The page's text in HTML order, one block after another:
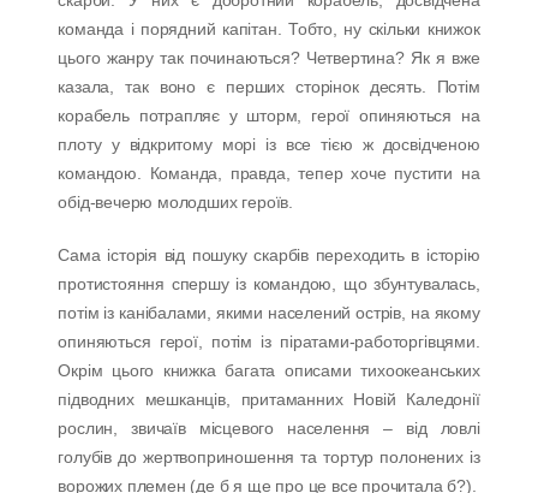
команда і порядний капітан. Тобто, ну скільки книжок
цього жанру так починаються? Четвертина? Як я вже
казала, так воно є перших сторінок десять. Потім
корабель потрапляє у шторм, герої опиняються на
плоту у відкритому морі із все тією ж досвідченою
командою. Команда, правда, тепер хоче пустити на
обід-вечерю молодших героїв.
Сама історія від пошуку скарбів переходить в історію
протистояння спершу із командою, що збунтувалась,
потім із канібалами, якими населений острів, на якому
опиняються герої, потім із піратами-работоргівцями.
Окрім цього книжка багата описами тихоокеанських
підводних мешканців, притаманних Новій Каледонії
рослин, звичаїв місцевого населення – від ловлі
голубів до жертвоприношення та тортур полонених із
ворожих племен (де б я ще про це все прочитала б?).